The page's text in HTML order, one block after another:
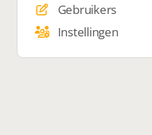
Gebruikers
Instellingen